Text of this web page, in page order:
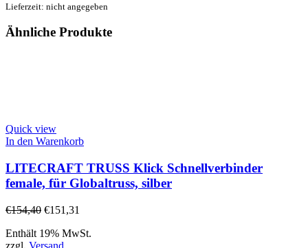
Lieferzeit: nicht angegeben
Ähnliche Produkte
Quick view
In den Warenkorb
LITECRAFT TRUSS Klick Schnellverbinder
female, für Globaltruss, silber
€154,40 €151,31
Enthält 19% MwSt.
zzgl. Versand